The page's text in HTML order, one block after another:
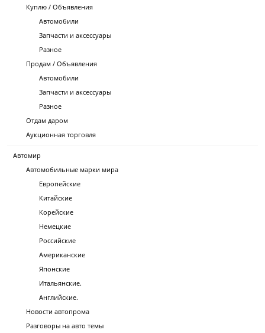
Куплю / Объявления
Автомобили
Запчасти и аксессуары
Разное
Продам / Объявления
Автомобили
Запчасти и аксессуары
Разное
Отдам даром
Аукционная торговля
Автомир
Автомобильные марки мира
Европейские
Китайские
Корейские
Немецкие
Российские
Американские
Японские
Итальянские.
Английские.
Новости автопрома
Разговоры на авто темы